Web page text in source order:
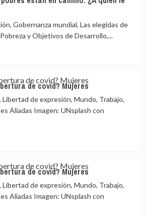
Gobernanza mundial, Las elegidas de
y Objetivos de Desarrollo,...
de covid? Mujeres
de expresión, Mundo, Trabajo,
Aliadas Imagen: UNsplash con
de covid? Mujeres
de expresión, Mundo, Trabajo,
Aliadas Imagen: UNsplash con